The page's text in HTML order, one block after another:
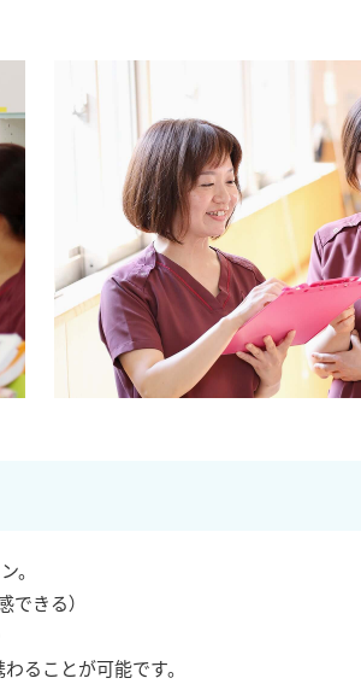
。
きる）
ることが可能です。